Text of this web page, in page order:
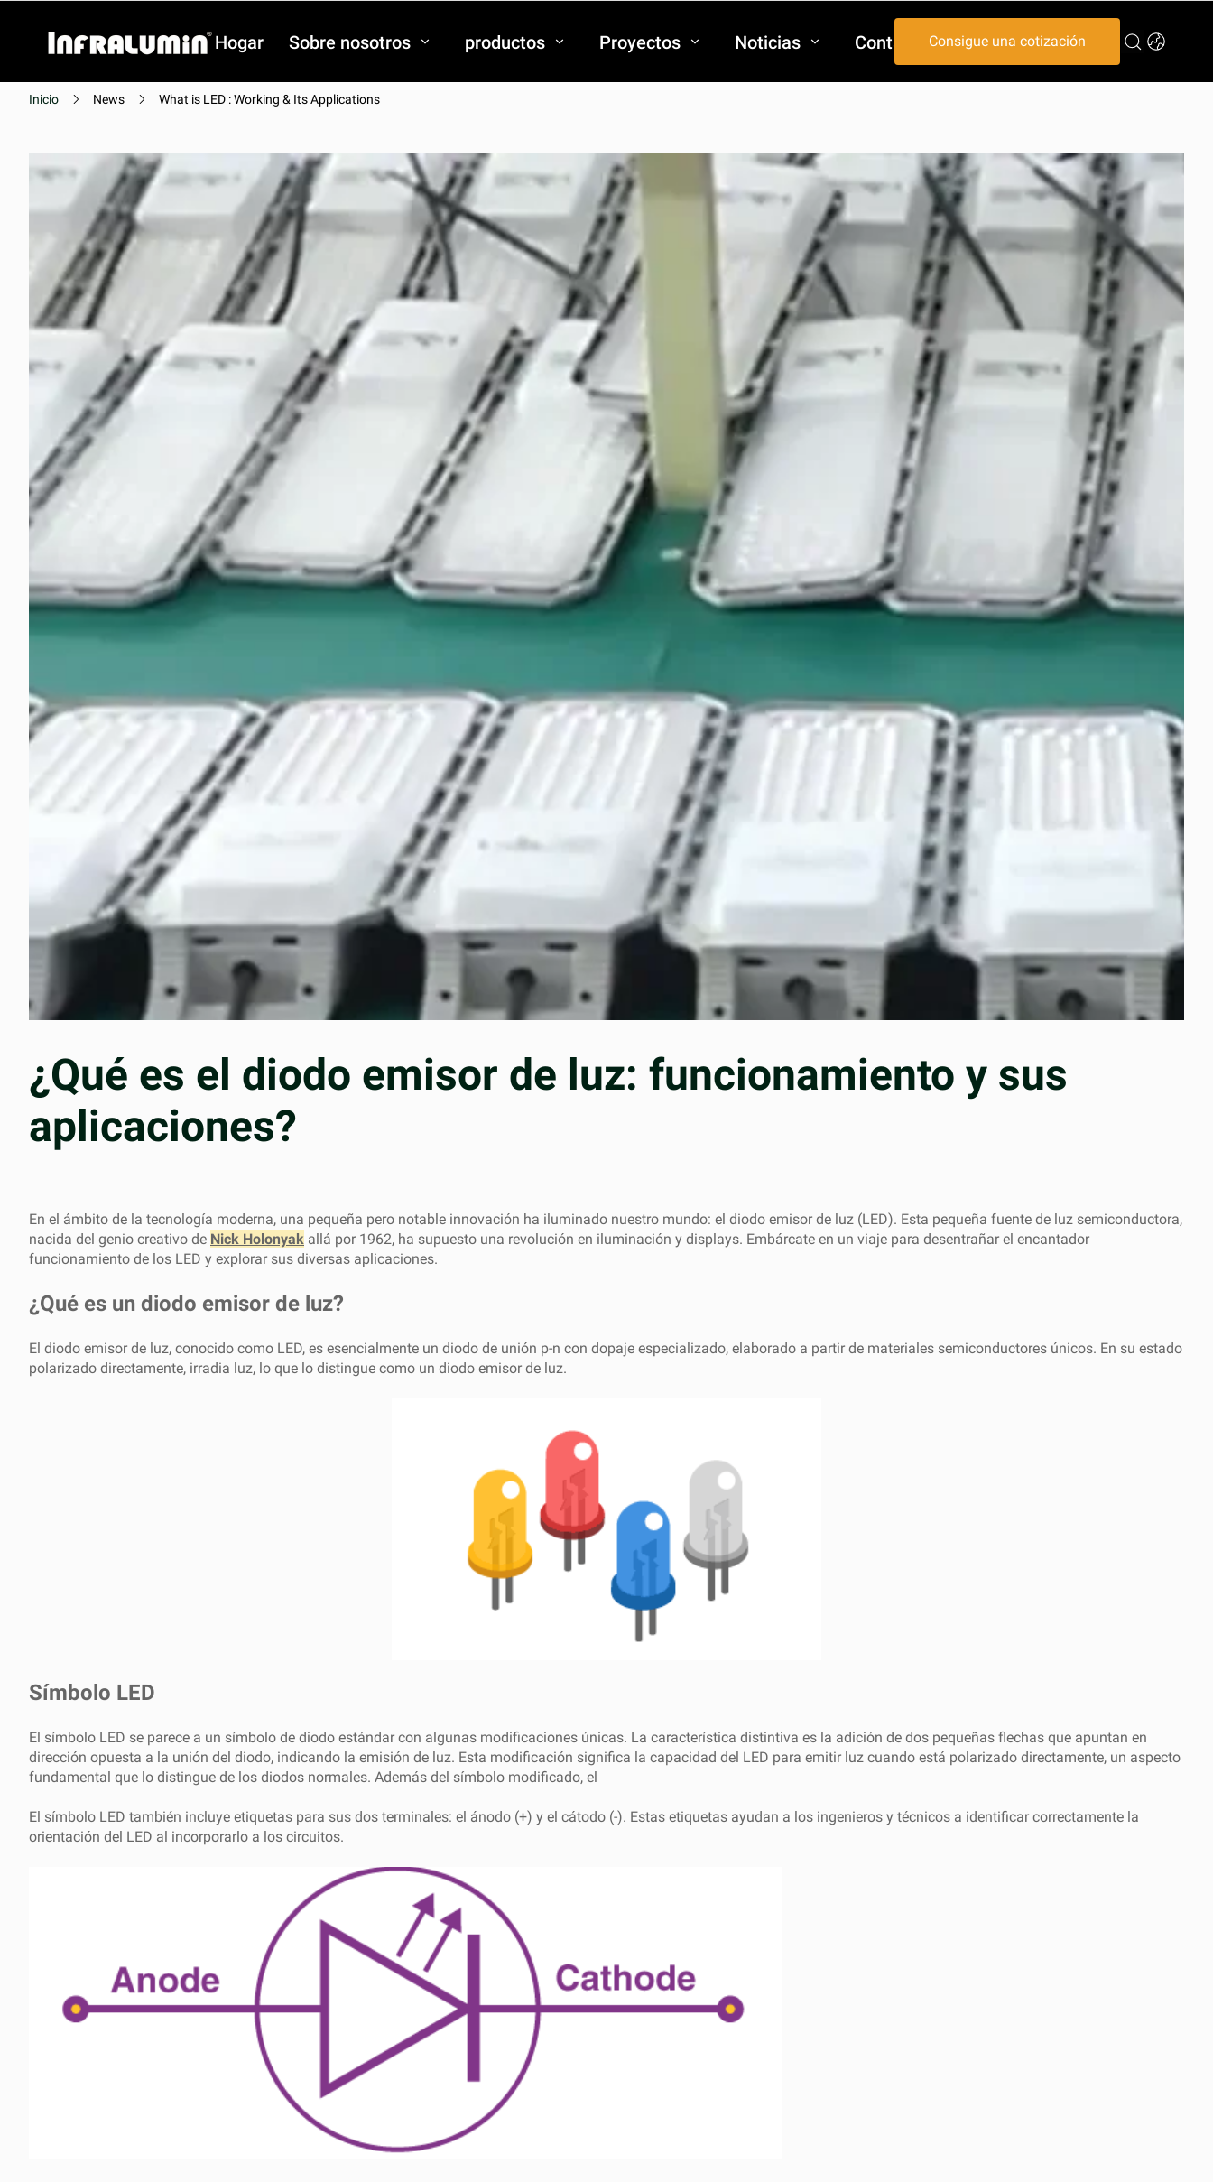
Hogar Sobre nosotros productos Proyectos Noticias ContáctenosConsigue una cotización
Inicio News What is LED : Working & Its Applications
¿Qué es el diodo emisor de luz: funcionamiento y sus
aplicaciones?
En el ámbito de la tecnología moderna, una pequeña pero notable innovación ha iluminado nuestro mundo: el diodo emisor de luz (LED). Esta pequeña fuente de luz semiconductora,
nacida del genio creativo de Nick Holonyak allá por 1962, ha supuesto una revolución en iluminación y displays. Embárcate en un viaje para desentrañar el encantador
funcionamiento de los LED y explorar sus diversas aplicaciones.
¿Qué es un diodo emisor de luz?
El diodo emisor de luz, conocido como LED, es esencialmente un diodo de unión p-n con dopaje especializado, elaborado a partir de materiales semiconductores únicos. En su estado
polarizado directamente, irradia luz, lo que lo distingue como un diodo emisor de luz.
Símbolo LED
El símbolo LED se parece a un símbolo de diodo estándar con algunas modificaciones únicas. La característica distintiva es la adición de dos pequeñas flechas que apuntan en
dirección opuesta a la unión del diodo, indicando la emisión de luz. Esta modificación significa la capacidad del LED para emitir luz cuando está polarizado directamente, un aspecto
fundamental que lo distingue de los diodos normales. Además del símbolo modificado, el
El símbolo LED también incluye etiquetas para sus dos terminales: el ánodo (+) y el cátodo (-). Estas etiquetas ayudan a los ingenieros y técnicos a identificar correctamente la
orientación del LED al incorporarlo a los circuitos.